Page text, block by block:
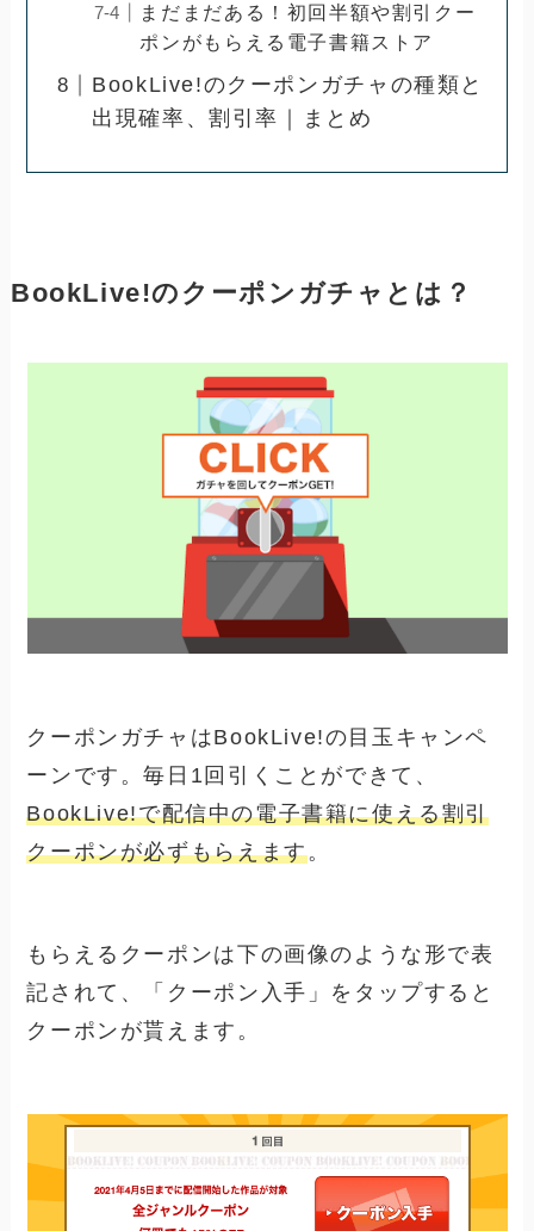
まだまだある！初回半額や割引クー
ポンがもらえる電子書籍ストア
BookLive!のクーポンガチャの種類と
出現確率、割引率｜まとめ
BookLive!のクーポンガチャとは？
クーポンガチャはBookLive!の目玉キャンペ
ーンです。毎日1回引くことができて、
BookLive!で配信中の電子書籍に使える割引
クーポンが必ずもらえます。
もらえるクーポンは下の画像のような形で表
記されて、「クーポン入手」をタップすると
クーポンが貰えます。